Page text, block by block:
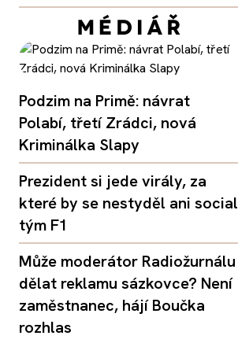
Podzim na Primě: návrat
Polabí, třetí Zrádci, nová
Kriminálka Slapy
Prezident si jede virály, za
které by se nestyděl ani social
tým F1
Může moderátor Radiožurnálu
dělat reklamu sázkovce? Není
zaměstnanec, hájí Boučka
rozhlas